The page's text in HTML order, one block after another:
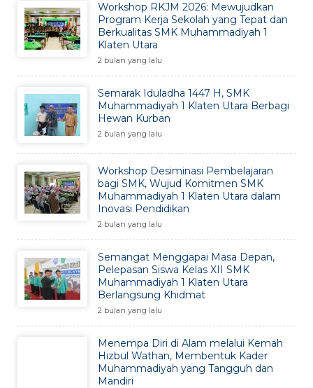
Workshop RKJM 2026: Mewujudkan
Program Kerja Sekolah yang Tepat dan
Berkualitas SMK Muhammadiyah 1
Klaten Utara
2 bulan yang lalu
Semarak Iduladha 1447 H, SMK
Muhammadiyah 1 Klaten Utara Berbagi
Hewan Kurban
2 bulan yang lalu
Workshop Desiminasi Pembelajaran
bagi SMK, Wujud Komitmen SMK
Muhammadiyah 1 Klaten Utara dalam
Inovasi Pendidikan
2 bulan yang lalu
Semangat Menggapai Masa Depan,
Pelepasan Siswa Kelas XII SMK
Muhammadiyah 1 Klaten Utara
Berlangsung Khidmat
2 bulan yang lalu
Menempa Diri di Alam melalui Kemah
Hizbul Wathan, Membentuk Kader
Muhammadiyah yang Tangguh dan
Mandiri